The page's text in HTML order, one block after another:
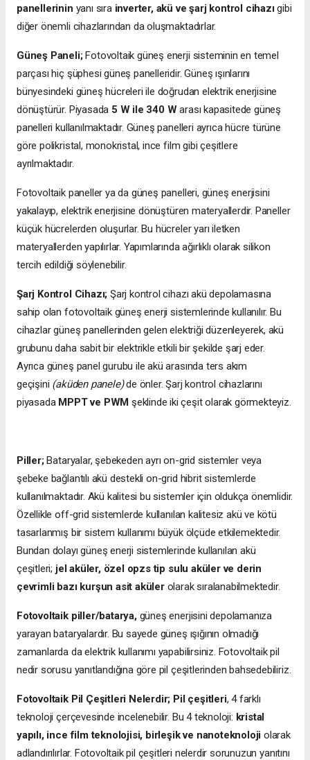
panellerinin yanı sıra inverter, akü ve şarj kontrol cihazıgibi
diğer önemli cihazlarından da oluşmaktadırlar.
Güneş Paneli;Fotovoltaik güneş enerji sisteminin en temel
parçası hiç şüphesi güneş panelleridir. Güneş ışınlarını
bünyesindeki güneş hücreleri ile doğrudan elektrik enerjisine
dönüştürür. Piyasada 5 W ile 340 Warası kapasitede güneş
panelleri kullanılmaktadır. Güneş panelleri ayrıca hücre türüne
göre polikristal, monokristal, ince film gibi çeşitlere
ayrılmaktadır.
Fotovoltaik paneller ya da güneş panelleri, güneş enerjisini
yakalayıp, elektrik enerjisine dönüştüren materyallerdir. Paneller
küçük hücrelerden oluşurlar. Bu hücreler yarı iletken
materyallerden yapılırlar. Yapımlarında ağırlıklı olarak silikon
tercih edildiği söylenebilir.
Şarj Kontrol Cihazı; Şarj kontrol cihazı akü depolamasına
sahip olan fotovoltaik güneş enerji sistemlerinde kullanılır. Bu
cihazlar güneş panellerinden gelen elektriği düzenleyerek, akü
grubunu daha sabit bir elektrikle etkili bir şekilde şarj eder.
Ayrıca güneş panel gurubu ile akü arasında ters akım
geçişini (aküden panele)de önler. Şarj kontrol cihazlarını
piyasada MPPT ve PWM şeklinde iki çeşit olarak görmekteyiz.
Piller;Bataryalar, şebekeden ayrı on-grid sistemler veya
şebeke bağlantılı akü destekli on-grid hibrit sistemlerde
kullanılmaktadır. Akü kalitesi bu sistemler için oldukça önemlidir.
Özellikle off-grid sistemlerde kullanılan kalitesiz akü ve kötü
tasarlanmış bir sistem kullanımı büyük ölçüde etkilemektedir.
Bundan dolayı güneş enerji sistemlerinde kullanılan akü
çeşitleri; jel aküler, özel opzs tip sulu aküler ve derin
çevrimli bazı kurşun asit akülerolarak sıralanabilmektedir.
Fotovoltaik piller/batarya,güneş enerjisini depolamanıza
yarayan bataryalardır. Bu sayede güneş ışığının olmadığı
zamanlarda da elektrik kullanımı yapabilirsiniz. Fotovoltaik pil
nedir sorusu yanıtlandığına göre pil çeşitlerinden bahsedebiliriz.
Fotovoltaik Pil Çeşitleri Nelerdir; Pil çeşitleri, 4 farklı
teknoloji çerçevesinde incelenebilir. Bu 4 teknoloji: kristal
yapılı, ince film teknolojisi, birleşik ve nanoteknoloji olarak
adlandırılırlar. Fotovoltaik pil çeşitleri nelerdir sorunuzun yanıtını